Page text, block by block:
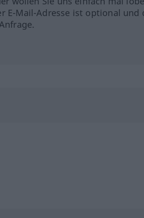
E-Mail-Adresse ist optional und